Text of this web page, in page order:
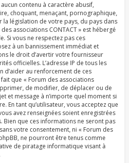
contenu à caractère abusif,
choquant, menaçant, pornographique,
législation de votre pays, du pays dans
associations CONTACT » est hébergé
Si vous ne respectez pas ces
à un bannissement immédiat et
le droit d’avertir votre fournisseur
officielles. L’adresse IP de tous les
d’aider au renforcement de ces
que « Forum des associations
de modifier, de déplacer ou de
et message à n’importe quel moment si
En tant qu’utilisateur, vous acceptez que
avez renseignées soient enregistrées
Bien que ces informations ne seront pas
votre consentement, ni « Forum des
ne pourront être tenus comme
de piratage informatique visant à